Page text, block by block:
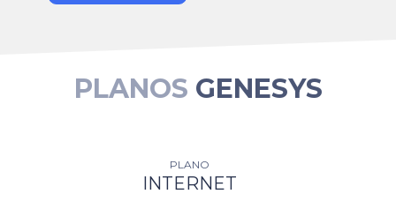
PLANOS GENESYS
PLANO
INTERNET